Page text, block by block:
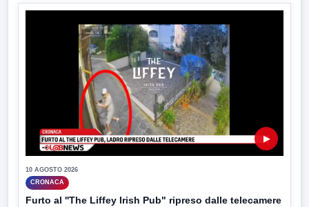
▶
10 AGOSTO 2026
CRONACA
Furto al ''The Liffey Irish Pub" ripreso dalle telecamere